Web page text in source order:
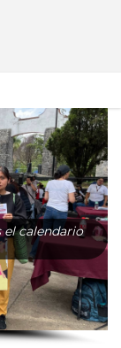
el calendario